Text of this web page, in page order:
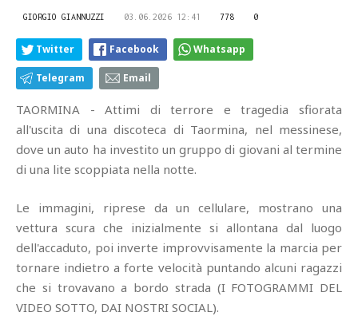
GIORGIO GIANNUZZI 03.06.2026 12:41 778 0
Twitter Facebook Whatsapp
Telegram Email
TAORMINA - Attimi di terrore e tragedia sfiorata
all'uscita di una discoteca di Taormina, nel messinese,
dove un auto ha investito un gruppo di giovani al termine
di una lite scoppiata nella notte.
Le immagini, riprese da un cellulare, mostrano una
vettura scura che inizialmente si allontana dal luogo
dell'accaduto, poi inverte improvvisamente la marcia per
tornare indietro a forte velocità puntando alcuni ragazzi
che si trovavano a bordo strada (I FOTOGRAMMI DEL
VIDEO SOTTO, DAI NOSTRI SOCIAL).